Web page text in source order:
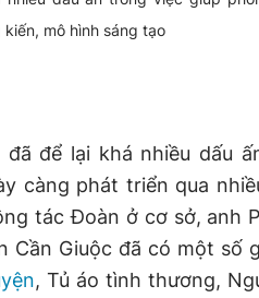
mô hình sáng tạo
để lại khá nhiều dấu
càng phát triển qua
tác Đoàn ở cơ sở, anh
Cần Giuộc đã có một số
, Tủ áo tình thương,